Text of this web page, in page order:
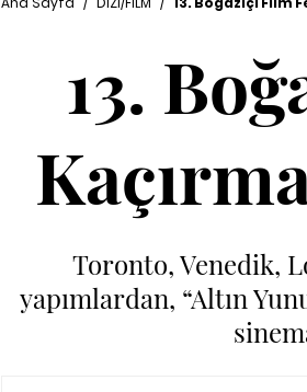
13.
Toronto, Venedik,
yapımlardan, “Altın